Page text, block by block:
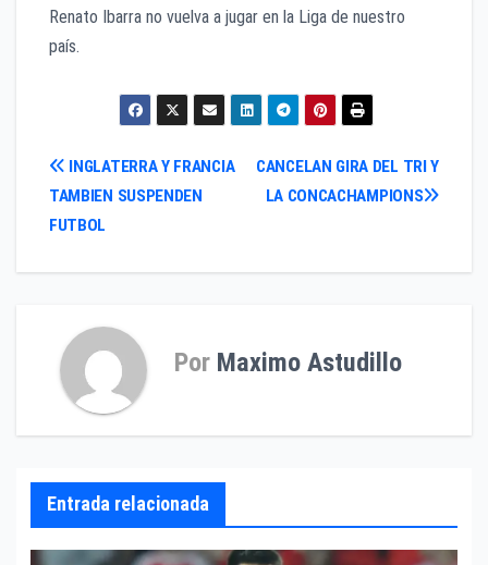
Renato Ibarra no vuelva a jugar en la Liga de nuestro
país.
Navegación
de
entradas
CANCELAN GIRA DEL TRI Y
LA CONCACHAMPIONS
INGLATERRA Y FRANCIA
TAMBIEN SUSPENDEN
FUTBOL
Por Maximo Astudillo
Entrada relacionada